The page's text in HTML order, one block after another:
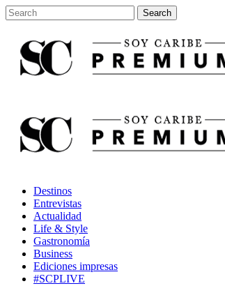
Destinos
Entrevistas
Actualidad
Life & Style
Gastronomía
Business
Ediciones impresas
#SCPLIVE